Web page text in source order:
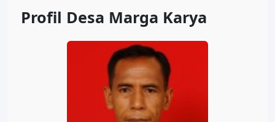
Profil Desa Marga Karya